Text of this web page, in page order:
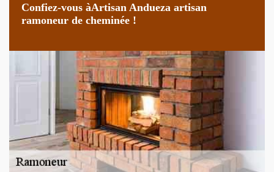
Confiez-vous àArtisan Andueza artisan
ramoneur de cheminée !